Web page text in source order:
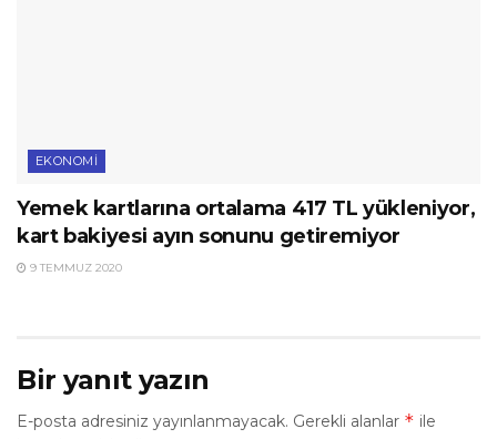
EKONOMI
Yemek kartlarına ortalama 417 TL yükleniyor,
kart bakiyesi ayın sonunu getiremiyor
9 TEMMUZ 2020
Bir yanıt yazın
E-posta adresiniz yayınlanmayacak. Gerekli alanlar * ile